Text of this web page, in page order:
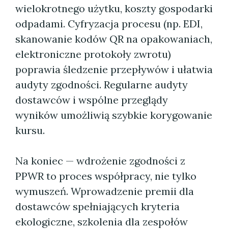
wielokrotnego użytku, koszty gospodarki
odpadami. Cyfryzacja procesu (np. EDI,
skanowanie kodów QR na opakowaniach,
elektroniczne protokoły zwrotu)
poprawia śledzenie przepływów i ułatwia
audyty zgodności. Regularne audyty
dostawców i wspólne przeglądy
wyników umożliwią szybkie korygowanie
kursu.
Na koniec — wdrożenie zgodności z
PPWR to proces współpracy, nie tylko
wymuszeń. Wprowadzenie premii dla
dostawców spełniających kryteria
ekologiczne, szkolenia dla zespołów